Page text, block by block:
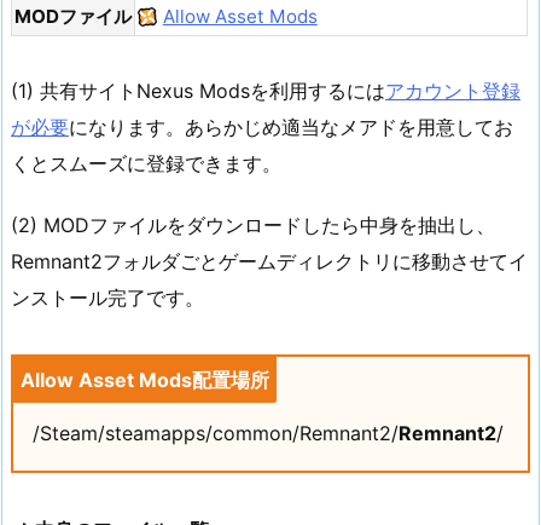
MODファイル
Allow Asset Mods
(1) 共有サイトNexus Modsを利用するにはアカウント登録
が必要になります。あらかじめ適当なメアドを用意してお
くとスムーズに登録できます。
(2) MODファイルをダウンロードしたら中身を抽出し、
Remnant2フォルダごとゲームディレクトリに移動させてイ
ンストール完了です。
Allow Asset Mods配置場所
/Steam/steamapps/common/Remnant2/Remnant2/